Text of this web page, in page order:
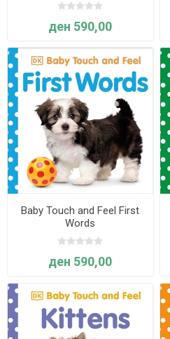
ден 590,00
Baby Touch and Feel First
Words
ден 590,00